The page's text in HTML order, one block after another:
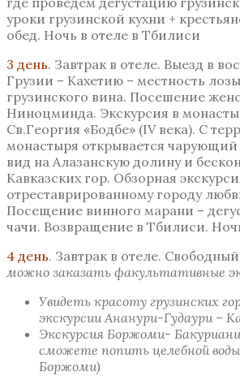
уроки грузинской кухни +
обед. Ночь в отеле в Тбилиси
3 день. Завтрак в отеле. Выезд в
Грузии – Кахетию – местность
грузинского вина. Посешение
Ниноцминда. Экскурсия в
Св.Георгия «Бодбе» (IV века). С
монастыря открывается чарующий
вид на Алазанскую долину и
Кавказских гор. Обзорная
отреставрированному городу
Посещение винного марани –
чачи. Возвращение в Тбилиси.
4 день. Завтрак в отеле.
можно заказать факультативные
Увидеть красоту грузинских
экскурсии Ананури-Гудаури –
Экскурсия Боржоми-
сможете попить целебной
Боржоми)